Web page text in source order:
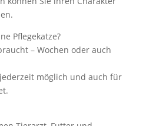
Pflegekatze?
– Wochen oder auch
möglich und auch für